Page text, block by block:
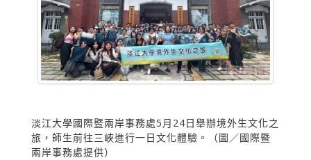
淡江大學國際暨兩岸事務處5月24日舉辦境外生文化之
旅，師生前往三峽進行一日文化體驗。（圖／國際暨
兩岸事務處提供）